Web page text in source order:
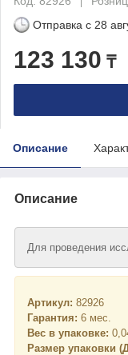
Отправка с 28
123 130 ₸
Описание
Описание
Для проведения
Артикул: 82926
Гарантия: 6 мес.
Вес в упаковке:
Размер упаковки